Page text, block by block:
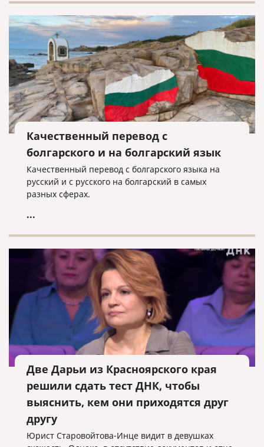
Качественный перевод с
болгарского и на болгарский язык
Качественный перевод с болгарского языка на
русский и с русского на болгарский в самых
разных сферах.
...
Две Дарьи из Красноярского края
решили сдать тест ДНК, чтобы
выяснить, кем они приходятся друг
другу
Юрист Старовойтова-Инце видит в девушках